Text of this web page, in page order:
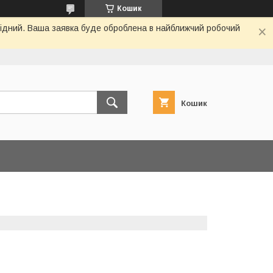
Кошик
Ваша заявка буде оброблена в найближчий робочий
Кошик